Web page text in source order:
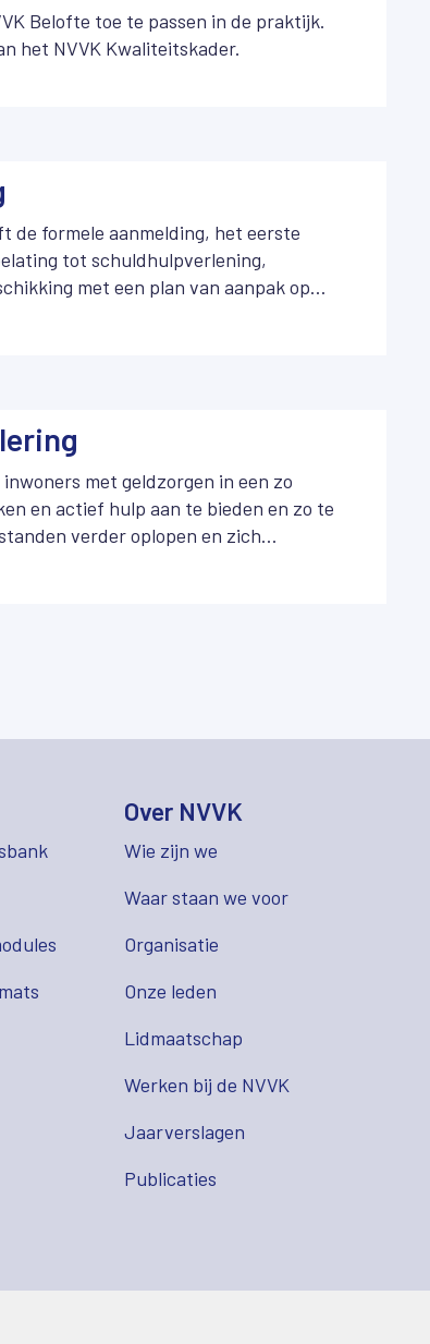
Belofte toe te passen in de praktijk.
het NVVK Kwaliteitskader.
de formele aanmelding, het eerste
tot schuldhulpverlening,
met een plan van aanpak op
met geldzorgen in een zo
en actief hulp aan te bieden en zo te
verder oplopen en zich
Over NVVK
Wie zijn we
Waar staan we voor
Organisatie
Onze leden
Lidmaatschap
Werken bij de NVVK
Jaarverslagen
Publicaties